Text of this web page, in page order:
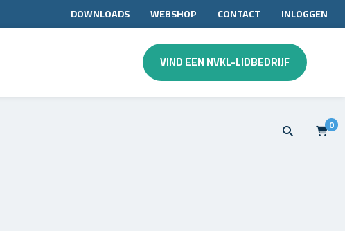
DOWNLOADS WEBSHOP CONTACT INLOGGEN
VIND EEN NVKL-LIDBEDRIJF
0